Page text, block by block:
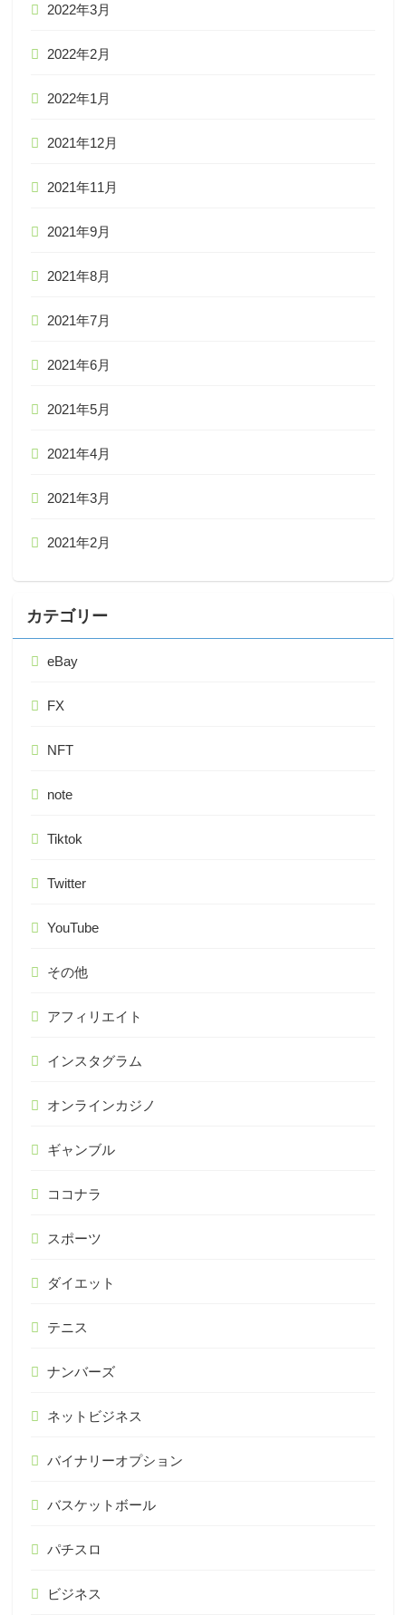
2022年3月
2022年2月
2022年1月
2021年12月
2021年11月
2021年9月
2021年8月
2021年7月
2021年6月
2021年5月
2021年4月
2021年3月
2021年2月
カテゴリー
eBay
FX
NFT
note
Tiktok
Twitter
YouTube
その他
アフィリエイト
インスタグラム
オンラインカジノ
ギャンブル
ココナラ
スポーツ
ダイエット
テニス
ナンバーズ
ネットビジネス
バイナリーオプション
バスケットボール
パチスロ
ビジネス